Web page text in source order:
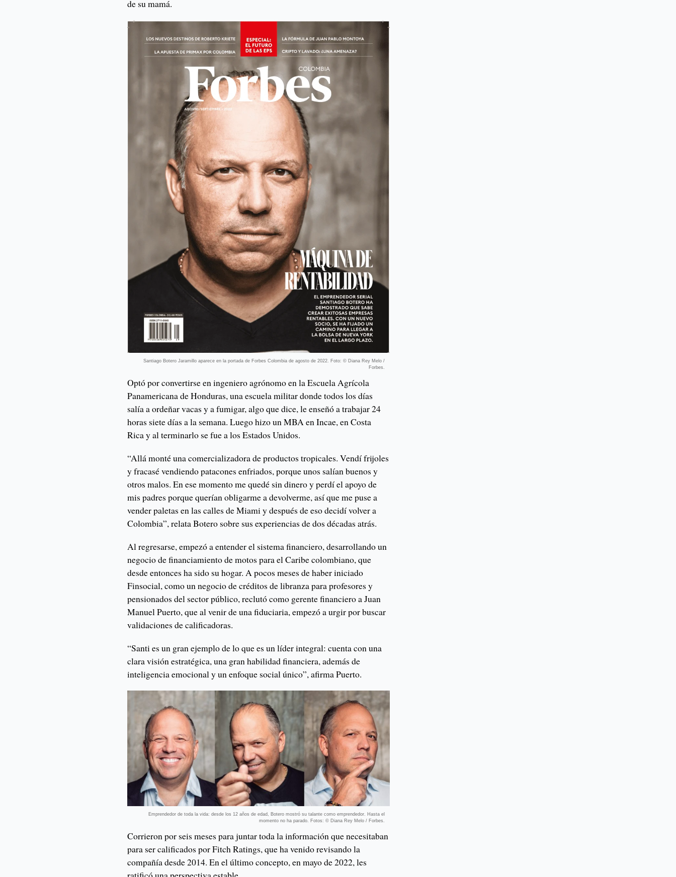
de su mamá.
Santiago Botero Jaramillo aparece en la portada de Forbes Colombia de agosto de 2022. Foto: © Diana Rey Melo /
Forbes.
Optó por convertirse en ingeniero agrónomo en la Escuela Agrícola
Panamericana de Honduras, una escuela militar donde todos los días
salía a ordeñar vacas y a fumigar, algo que dice, le enseñó a trabajar 24
horas siete días a la semana. Luego hizo un MBA en Incae, en Costa
Rica y al terminarlo se fue a los Estados Unidos.
“Allá monté una comercializadora de productos tropicales. Vendí frijoles
y fracasé vendiendo patacones enfriados, porque unos salían buenos y
otros malos. En ese momento me quedé sin dinero y perdí el apoyo de
mis padres porque querían obligarme a devolverme, así que me puse a
vender paletas en las calles de Miami y después de eso decidí volver a
Colombia”, relata Botero sobre sus experiencias de dos décadas atrás.
Al regresarse, empezó a entender el sistema financiero, desarrollando un
negocio de financiamiento de motos para el Caribe colombiano, que
desde entonces ha sido su hogar. A pocos meses de haber iniciado
Finsocial, como un negocio de créditos de libranza para profesores y
pensionados del sector público, reclutó como gerente financiero a Juan
Manuel Puerto, que al venir de una fiduciaria, empezó a urgir por buscar
validaciones de calificadoras.
“Santi es un gran ejemplo de lo que es un líder integral: cuenta con una
clara visión estratégica, una gran habilidad financiera, además de
inteligencia emocional y un enfoque social único”, afirma Puerto.
Emprendedor de toda la vida: desde los 12 años de edad, Botero mostró su talante como emprendedor. Hasta el
momento no ha parado. Fotos: © Diana Rey Melo / Forbes.
Corrieron por seis meses para juntar toda la información que necesitaban
para ser calificados por Fitch Ratings, que ha venido revisando la
compañía desde 2014. En el último concepto, en mayo de 2022, les